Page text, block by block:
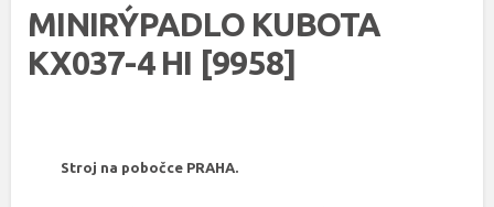
MINIRÝPADLO KUBOTA
KX037-4 HI [9958]
Stroj na pobočce PRAHA.